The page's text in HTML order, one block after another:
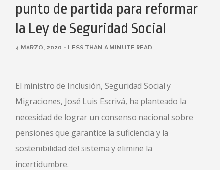
CERTIFICADO ESPAÑOL
CERTIFICADO INGLÉS
INSTRUCCIONES INGLÉS
PRESUPUESTO
NOTICIAS
CONTACTO
punto de partida para reformar
la Ley de Seguridad Social
4 MARZO, 2020 - LESS THAN A MINUTE READ
El ministro de Inclusión, Seguridad Social y
Migraciones, José Luis Escrivá, ha planteado la
necesidad de lograr un consenso nacional sobre
pensiones que garantice la suficiencia y la
sostenibilidad del sistema y elimine la
incertidumbre.